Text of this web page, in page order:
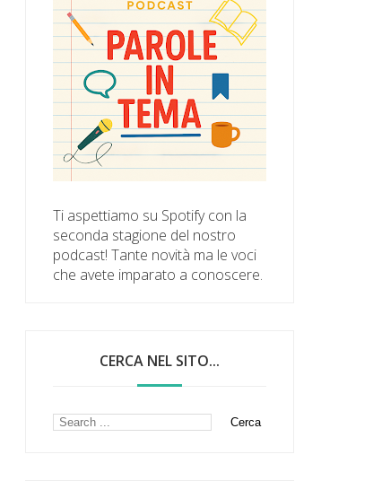
Ti aspettiamo su Spotify con la
seconda stagione del nostro
podcast! Tante novità ma le voci
che avete imparato a conoscere.
CERCA NEL SITO...